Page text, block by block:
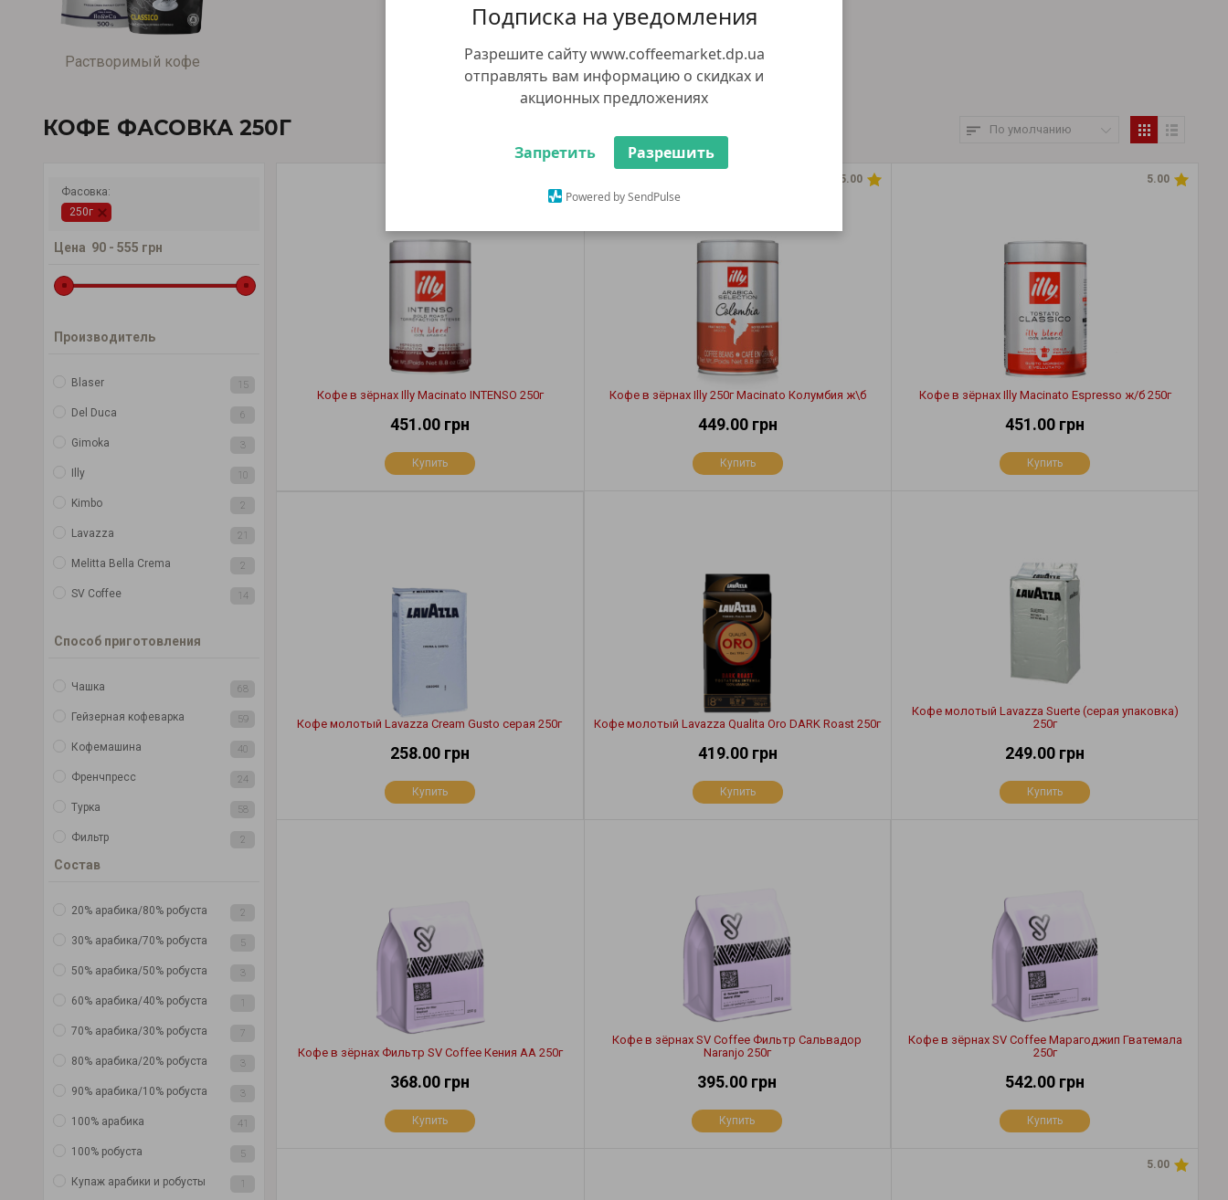
Подписка на уведомления
Разрешите сайту www.coffeemarket.dp.ua
отправлять вам информацию о скидках и
акционных предложениях
Запретить Разрешить
Powered by SendPulse
Растворимый кофе
КОФЕ ФАСОВКА 250Г По умолчанию
Фасовка:
250г
Цена 90 - 555 грн
Производитель
Blaser 15
Del Duca 6
Gimoka 3
Illy 10
Kimbo 2
Lavazza 21
Melitta Bella Crema 2
SV Coffee 14
Способ приготовления
Чашка 68
Гейзерная кофеварка 59
Кофемашина 40
Френчпресс 24
Турка 58
Фильтр 2
Состав
20% арабика/80% робуста 2
30% арабика/70% робуста 5
50% арабика/50% робуста 3
60% арабика/40% робуста 1
70% арабика/30% робуста 7
80% арабика/20% робуста 3
90% арабика/10% робуста 3
100% арабика 41
100% робуста 5
Купаж арабики и робусты 1
Кофе в зёрнах Illy Macinato INTENSO 250г
451.00 грн
Купить
5.00
Кофе в зёрнах Illy 250г Macinato Колумбия ж\б
449.00 грн
Купить
5.00
Кофе в зёрнах Illy Macinato Espresso ж/б 250г
451.00 грн
Купить
Кофе молотый Lavazza Cream Gusto серая 250г
258.00 грн
Купить
Кофе молотый Lavazza Qualita Oro DARK Roast 250г
419.00 грн
Купить
Кофе молотый Lavazza Suerte (серая упаковка)
250г
249.00 грн
Купить
Кофе в зёрнах Фильтр SV Coffee Кения АА 250г
368.00 грн
Купить
Кофе в зёрнах SV Coffee Фильтр Сальвадор
Naranjo 250г
395.00 грн
Купить
Кофе в зёрнах SV Coffee Марагоджип Гватемала
250г
542.00 грн
Купить
5.00